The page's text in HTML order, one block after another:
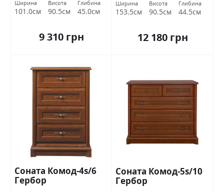
Ширина
101.0см
Висота
90.5см
Глибина
45.0см
9 310 грн
Ширина
153.5см
Висота
90.5см
Глибина
44.5см
12 180 грн
Соната Комод-4s/6
Гербор
Соната Комод-5s/10
Гербор